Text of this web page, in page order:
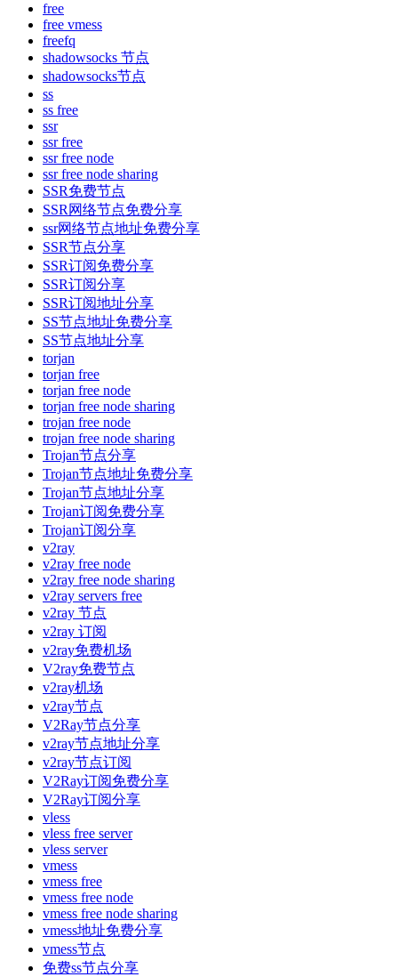
free
free vmess
freefq
shadowsocks 节点
shadowsocks节点
ss
ss free
ssr
ssr free
ssr free node
ssr free node sharing
SSR免费节点
SSR网络节点免费分享
ssr网络节点地址免费分享
SSR节点分享
SSR订阅免费分享
SSR订阅分享
SSR订阅地址分享
SS节点地址免费分享
SS节点地址分享
torjan
torjan free
torjan free node
torjan free node sharing
trojan free node
trojan free node sharing
Trojan节点分享
Trojan节点地址免费分享
Trojan节点地址分享
Trojan订阅免费分享
Trojan订阅分享
v2ray
v2ray free node
v2ray free node sharing
v2ray servers free
v2ray 节点
v2ray 订阅
v2ray免费机场
V2ray免费节点
v2ray机场
v2ray节点
V2Ray节点分享
v2ray节点地址分享
v2ray节点订阅
V2Ray订阅免费分享
V2Ray订阅分享
vless
vless free server
vless server
vmess
vmess free
vmess free node
vmess free node sharing
vmess地址免费分享
vmess节点
免费ss节点分享